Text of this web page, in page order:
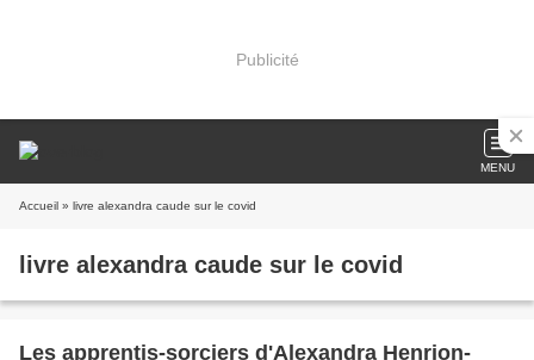
Publicité
MENU
Accueil » livre alexandra caude sur le covid
livre alexandra caude sur le covid
Les apprentis-sorciers d'Alexandra Henrion-